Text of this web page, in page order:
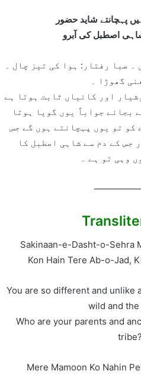
پہچانتے شاید حضور
اصطبل کی آبرو
۔ صبا رفتار: ہوا کی تیز چال ۔
گھوڑا ۔
اور کائیاں ثابت ہوتا ہے
بجائے جواباً یوں گویا ہوتا
کو تو یوں پہچانتے ہوں گے جس
جس کے دم سے شاہی اصطبل کا
وہی تو ہے ۔
Sakinaan-e-Dasht-o-Sehra
Kon Hain Tere Ab-o-Jad,
You are so different and unlike
wild and
Who are your parents and
tribe?
Mere Mamoon Ko Nahin